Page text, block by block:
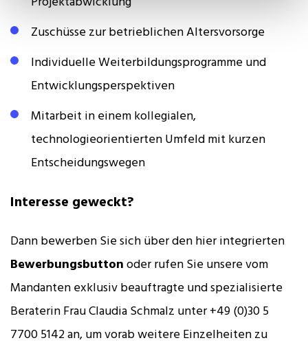
Zuschüsse zur betrieblichen Altersvorsorge
Individuelle Weiterbildungsprogramme und
Entwicklungsperspektiven
Mitarbeit in einem kollegialen,
technologieorientierten Umfeld mit kurzen
Entscheidungswegen
Interesse geweckt?
Dann bewerben Sie sich über den hier integrierten
Bewerbungsbuttonoder rufen Sie unsere vom
Mandanten exklusiv beauftragte und spezialisierte
Beraterin Frau Claudia Schmalz unter +49 (0)30 5
7700 5142 an, um vorab weitere Einzelheiten zu